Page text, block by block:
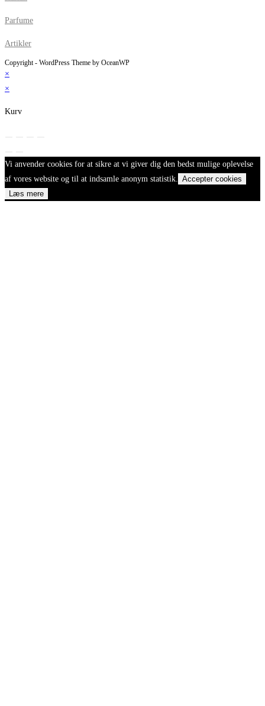
Parfume
Artikler
Copyright - WordPress Theme by OceanWP
×
×
Kurv
Vi anvender cookies for at sikre at vi giver dig den bedst mulige oplevelse
af vores website og til at indsamle anonym statistik.
Accepter cookies
Læs mere